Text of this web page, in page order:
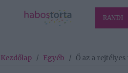
RANDI
Kezdőlap / Egyéb / Ő az a